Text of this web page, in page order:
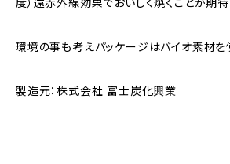
度）遠赤外線効果でおいしく焼くことが期待
環境の事も考えパッケージはバイオ素材を
製造元：株式会社 富士炭化興業